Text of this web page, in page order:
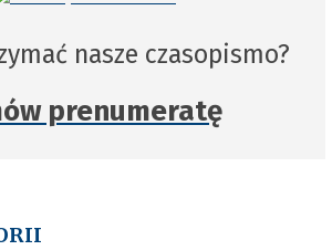
nasze czasopismo?
prenumeratę